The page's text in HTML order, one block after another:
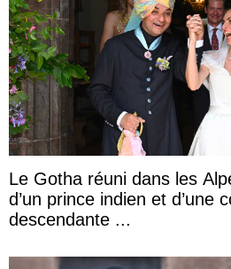
Le Gotha réuni dans les
d’un prince indien et d’une
descendante ...